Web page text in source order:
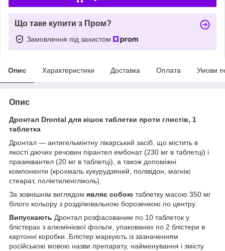
Що таке купити з Пром?
Замовлення під захистом
Опис Характеристики Доставка Оплата Умови
Опис
Дронтал Drontal для кішок таблетки проти глистів, 1
таблетка
Дронтал — антигельмінтну лікарський засіб, що містить в
якості діючих речовин пірантел ембонат (230 мг в таблетці) і
празиквантел (20 мг в таблетці), а також допоміжні
компоненти (крохмаль кукурудзяний, полівідон, магнію
стеарат, поліетиленгліколь).
За зовнішнім виглядом являє собою таблетку масою 350 мг
білого кольору з розділювальною борозенкою по центру.
Випускають Дронтал розфасованим по 10 таблеток у
блістерах з алюмінієвої фольги, упакованих по 2 блістери в
картонні коробки. Блістер маркують із зазначенням
російською мовою назви препарату, найменування і змісту